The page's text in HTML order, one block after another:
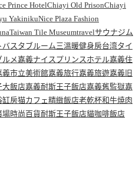
Prince HotelChiayi Old PrisonChiayi
YakinikuNice Plaza Fashion
Taiwan Tile Museumtravelサウナジム
バスタブルーム三溫暖健身房台湾タイ
ルメ嘉義ナイスプリンスホテル嘉義住
義市立美術館嘉義旅行嘉義旅遊嘉義旧
大飯店嘉義耐斯王子飯店嘉義舊監獄嘉
缸房猫カフェ精緻飯店老乾杯和牛焼肉
場時尚百貨耐斯王子飯店貓咖啡飯店